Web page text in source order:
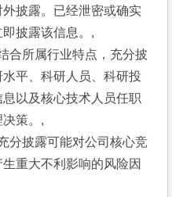
披露。已经泄密或确实
披露该信息。,
合所属行业特点，充分披
平、科研人员、科研投
以及核心技术人员任职
策。,
分披露可能对公司核心竞
重大不利影响的风险因